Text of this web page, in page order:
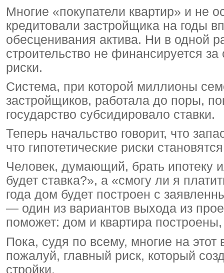
Многие «покупатели квартир» и не
кредитовали застройщика на годы
обесценивания актива. Ни в одной
строительство не финансируется
риски.
Система, при которой миллионы
застройщиков, работала до поры,
государство субсидировало ставки.
Теперь начальство говорит, что
что гипотетические риски
Человек, думающий, брать ипотеку
будет ставка?», а «смогу ли я
года дом будет построен с
— один из вариантов выхода из
поможет: дом и квартира
Пока, судя по всему, многие на этот
пожалуй, главный риск, который
стройки.